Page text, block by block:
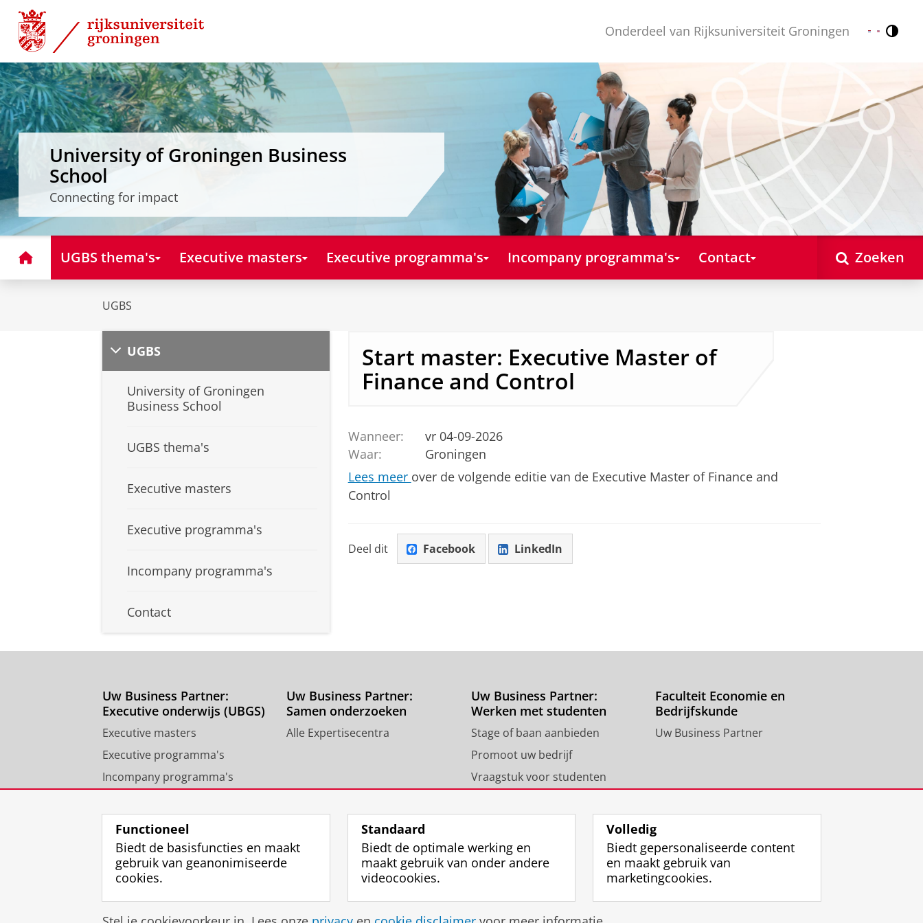
Skip
Content
Skip
Navigation
Onderdeel van Rijksuniversiteit Groningen Nederlands
English
University of Groningen Business
School
Connecting for impact
HomeUGBS thema's Executive masters Executive programma's Incompany programma's Contact Zoeken
UGBS
UGBS
University of Groningen
Business School
UGBS thema's
Executive masters
Executive programma's
Incompany programma's
Contact
Start master: Executive Master of
Finance and Control
Wanneer:
vr 04-09-2026
Waar:
Groningen
Lees meer over de volgende editie van de Executive Master of Finance and
Control
Deel dit Facebook LinkedIn
Uw Business Partner:
Executive onderwijs (UBGS)
Executive masters
Executive programma's
Incompany programma's
Groningen Business School
Uw Business Partner:
Samen onderzoeken
Alle Expertisecentra
Uw Business Partner:
Werken met studenten
Stage of baan aanbieden
Promoot uw bedrijf
Vraagstuk voor studenten
Faculteit Economie en
Bedrijfskunde
Uw Business Partner
Disclaimer & Copyright Privacy Cookies Inloggen
Functioneel
Biedt de basisfuncties en maakt
gebruik van geanonimiseerde
cookies.
Standaard
Biedt de optimale werking en
maakt gebruik van onder andere
videocookies.
Volledig
Biedt gepersonaliseerde content
en maakt gebruik van
marketingcookies.